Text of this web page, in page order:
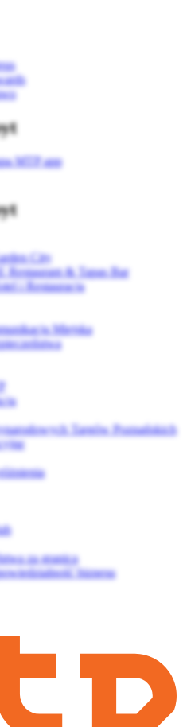
MTP app
City
Restaurant & Tapas Bar
i Restauracja
Miejska
Targów Poznańskich
za granicą
biznesu